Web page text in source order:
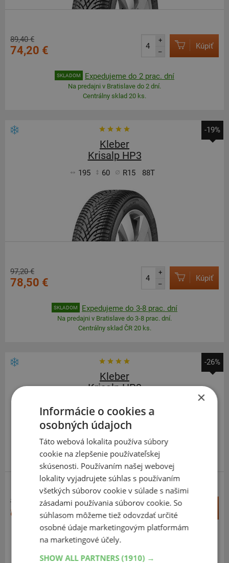
89,40 €
74,20 €
+
–
Kúpiť
SKLADOM Expedujeme do 2 prac. dní
Na predajni v Bratislave do 2 dní.
Centrálny sklad 20 ks.
-19%
Kleber
Krisalp HP3
195 60 R15 88T
97,20 €
78,50 €
+
–
Kúpiť
SKLADOM Expedujeme do 3-8 prac. dní
Na predajni v Bratislave do 3-8 prac. dní.
Centrálny sklad ČR 20 ks.
-26%
Kleber
Krisalp HP3
165 R15
FR
109,20 €
81,30 €
+
–
SKLADOM Expedujeme do 3-8 prac. dní
Centrálny sklad ČR 20 ks.
×
Informácie o cookies a
osobných údajoch
Táto webová lokalita používa súbory
cookie na zlepšenie používateľskej
skúsenosti. Používaním našej webovej
lokality vyjadrujete súhlas s používaním
všetkých súborov cookie v súlade s našimi
zásadami používania súborov cookie. So
súhlasom môžeme tiež odovzdať určité
osobné údaje marketingovým platformám
na marketingové účely.
SHOW ALL PARTNERS(1910) →